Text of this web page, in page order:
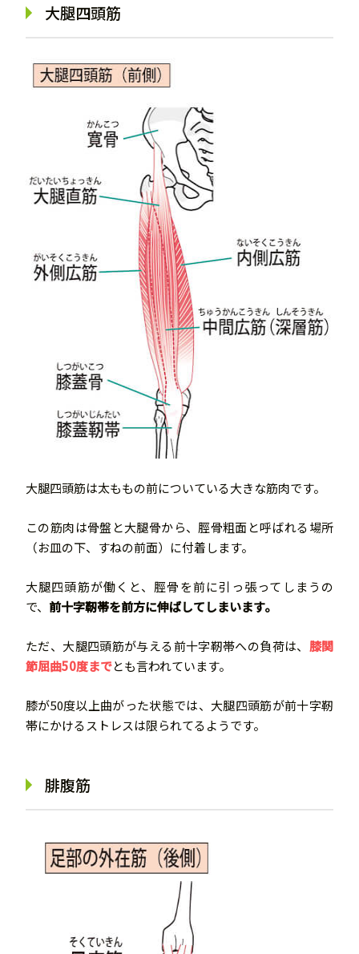
大腿四頭筋
大腿四頭筋は太ももの前についている大きな筋肉です。
この筋肉は骨盤と大腿骨から、脛骨粗面と呼ばれる場所
（お皿の下、すねの前面）に付着します。
大腿四頭筋が働くと、脛骨を前に引っ張ってしまうの
で、 前十字靭帯を前方に伸ばしてしまいます。
ただ、大腿四頭筋が与える前十字靭帯への負荷は、 膝関
節屈曲50度までとも言われています。
膝が50度以上曲がった状態では、大腿四頭筋が前十字靭
帯にかけるストレスは限られてるようです。
腓腹筋